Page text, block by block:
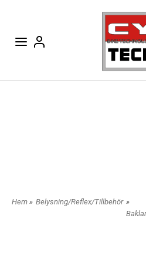
Hem » Belysning/Reflex/Tillbehör »